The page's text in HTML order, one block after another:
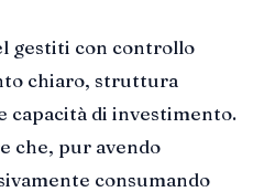
gestiti con controllo
chiaro, struttura
capacità di investimento.
che, pur avendo
consumando